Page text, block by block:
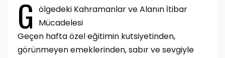
G ölgedeki Kahramanlar ve Alanın İtibar
Mücadelesi
Geçen hafta özel eğitimin kutsiyetinden,
görünmeyen emeklerinden, sabır ve sevgiyle